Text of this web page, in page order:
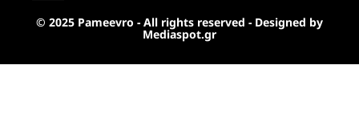
© 2025 Pameevro - All rights reserved - Designed by
Mediaspot.gr